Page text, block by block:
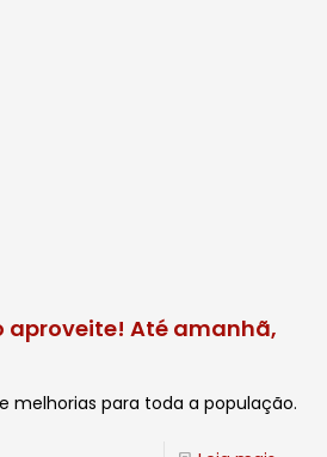
aproveite! Até amanhã,
melhorias para toda a população.